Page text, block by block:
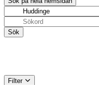
Filter